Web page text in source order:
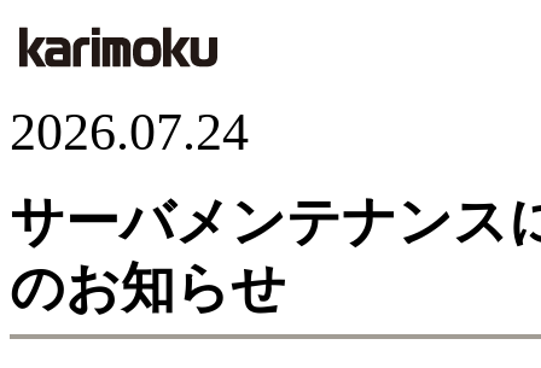
2026.07.24
サーバメンテナンス
のお知らせ